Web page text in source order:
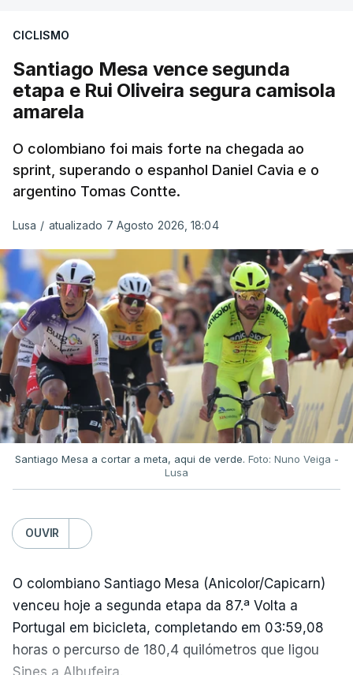
CICLISMO
Santiago Mesa vence segunda
etapa e Rui Oliveira segura camisola
amarela
O colombiano foi mais forte na chegada ao
sprint, superando o espanhol Daniel Cavia e o
argentino Tomas Contte.
Lusa / atualizado 7 Agosto 2026, 18:04
Santiago Mesa a cortar a meta, aqui de verde. Foto: Nuno Veiga -
Lusa
OUVIR
O colombiano Santiago Mesa (Anicolor/Capicarn)
venceu hoje a segunda etapa da 87.ª Volta a
Portugal em bicicleta, completando em 03:59,08
horas o percurso de 180,4 quilómetros que ligou
Sines a Albufeira.